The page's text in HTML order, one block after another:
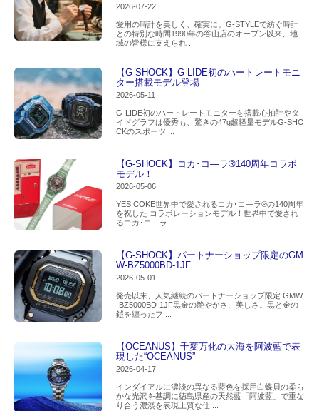
2026-07-22
愛用の時計を美しく、確実に。G-STYLEで紡ぐ時計
との特別な時間1990年の谷山店のオープン以来、地
域の皆様に支えられ ...
【G-SHOCK】G-LIDE初のハートレートモニ
ター搭載モデル登場
2026-05-11
G-LIDE初のハートレートモニターを搭載心拍計やタ
イドグラフは優秀も、驚きの47g超軽量モデルG-SHO
CKのスポーツ ...
【G-SHOCK】コカ･コ―ラ®140周年コラボ
モデル！
2026-05-06
YES COKE世界中で愛されるコカ･コ―ラ®の140周年
を祝した コラボレーションモデル！世界中で愛され
るコカ･コ―ラ ...
【G-SHOCK】パートナーショップ限定のGM
W-BZ5000BD-1JF
2026-05-01
発売以来、人気継続のパートナーショップ限定 GMW
-BZ5000BD-1JF黒金の艶やかさ、美しさ。黒と金の
鎧を纏ったフ ...
【OCEANUS】千変万化の大海を阿波藍で表
現した“OCEANUS”
2026-04-17
インダイアルに濃淡の異なる藍色を採用白蝶貝の柔ら
かな光沢を基調に徳島県産の天然藍「阿波藍」で重な
り合う濃淡を表現上質な仕 ...